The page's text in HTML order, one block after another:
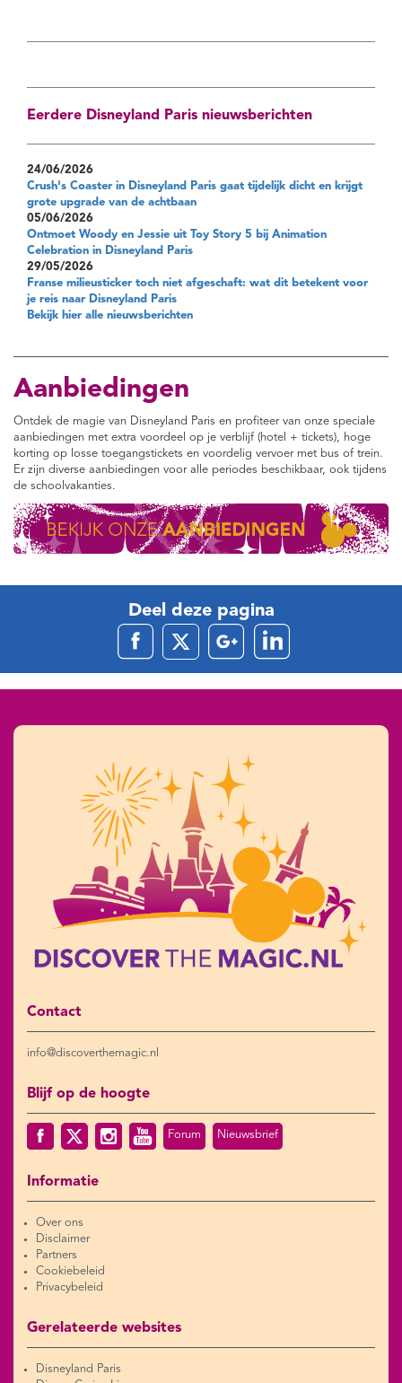
Eerdere Disneyland Paris nieuwsberichten
24/06/2026
Crush's Coaster in Disneyland Paris gaat tijdelijk dicht en krijgt
grote upgrade van de achtbaan
05/06/2026
Ontmoet Woody en Jessie uit Toy Story 5 bij Animation
Celebration in Disneyland Paris
29/05/2026
Franse milieusticker toch niet afgeschaft: wat dit betekent voor
je reis naar Disneyland Paris
Bekijk hier alle nieuwsberichten
Aanbiedingen
Ontdek de magie van Disneyland Paris en profiteer van onze speciale
aanbiedingen met extra voordeel op je verblijf (hotel + tickets), hoge
korting op losse toegangstickets en voordelig vervoer met bus of trein.
Er zijn diverse aanbiedingen voor alle periodes beschikbaar, ook tijdens
de schoolvakanties.
Deel deze pagina
Contact
info@discoverthemagic.nl
Blijf op de hoogte
Forum Nieuwsbrief
Informatie
Over ons
Disclaimer
Partners
Cookiebeleid
Privacybeleid
Gerelateerde websites
Disneyland Paris